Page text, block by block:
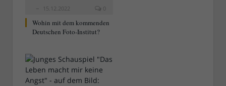
15.12.2022
0
Wohin mit dem kommenden
Deutschen Foto-Institut?